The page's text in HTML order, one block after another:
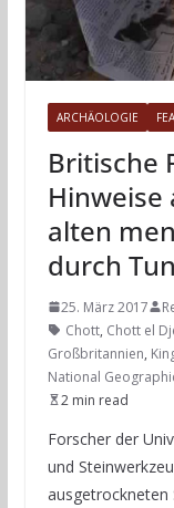
ARCHÄOLOGIE
Britische
Hinweise
alten
durch
25. März 2017
Chott, Chott el
Großbritannien,
National
2 min read
Forscher der
und
ausgetrockneten